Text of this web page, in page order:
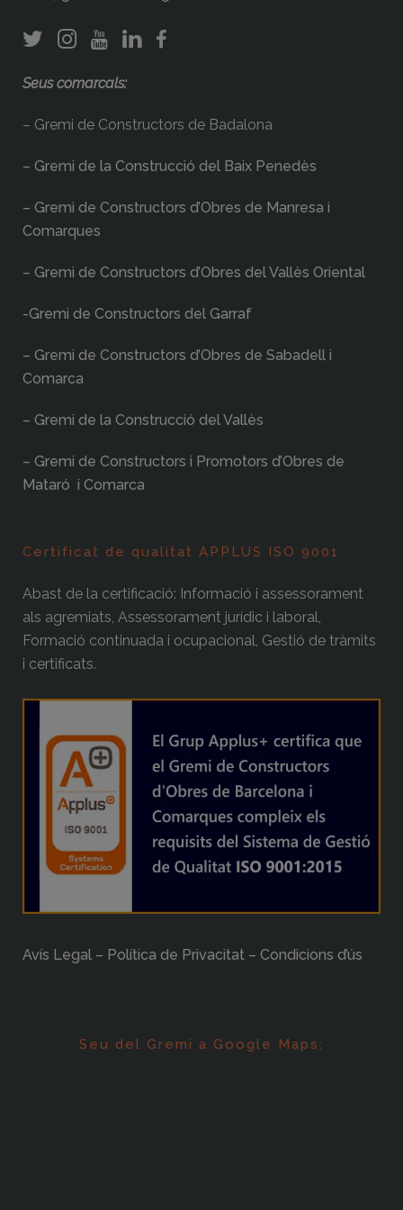
Seus comarcals:
– Gremi de Constructors de Badalona
– Gremi de la Construcció del Baix Penedès
– Gremi de Constructors d’Obres de Manresa i
Comarques
– Gremi de Constructors d’Obres del Vallès Oriental
-Gremi de Constructors del Garraf
– Gremi de Constructors d’Obres de Sabadell i
Comarca
– Gremi de la Construcció del Vallès
– Gremi de Constructors i Promotors d’Obres de
Mataró i Comarca
Certificat de qualitat APPLUS ISO 9001
Abast de la certificació: Informació i assessorament
als agremiats, Assessorament jurídic i laboral,
Formació continuada i ocupacional, Gestió de tràmits
i certificats.
Avís Legal – Política de Privacitat – Condicions d’ús
Seu del Gremi a Google Maps: